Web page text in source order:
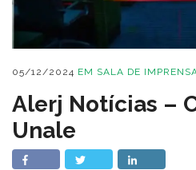
05/12/2024 EM SALA DE
Alerj Notícias –
Unale